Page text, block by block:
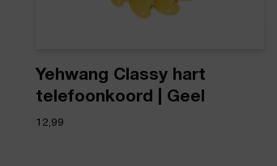
Yehwang Classy hart
telefoonkoord | Geel
12,99